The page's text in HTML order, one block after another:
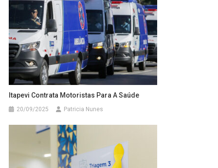
Itapevi Contrata Motoristas Para A Saúde
20/09/2025 Patricia Nunes